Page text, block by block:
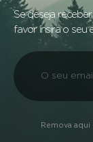
Se deseja
favor insira o seu
Remova aqui